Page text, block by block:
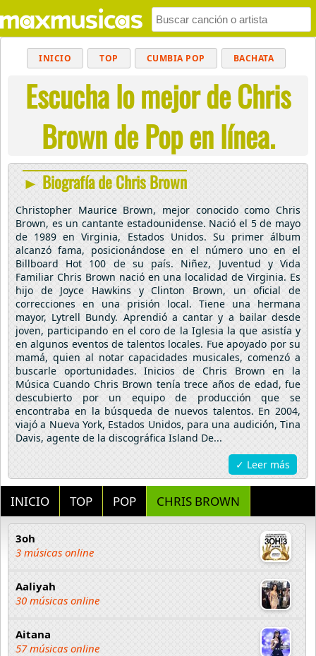
INICIO TOP CUMBIA POP BACHATA
MUSICA CRISTIANA REGGAETON
BALADAS ALTERNATIVO ELECTRÓNICA
CUMBIAS
Escucha lo mejor de Chris
Brown de Pop en línea.
► Biografía de Chris Brown
Christopher Maurice Brown, mejor conocido como Chris
Brown, es un cantante estadounidense. Nació el 5 de mayo
de 1989 en Virginia, Estados Unidos. Su primer álbum
alcanzó fama, posicionándose en el número uno en el
Billboard Hot 100 de su país. Niñez, Juventud y Vida
Familiar Chris Brown nació en una localidad de Virginia. Es
hijo de Joyce Hawkins y Clinton Brown, un oficial de
correcciones en una prisión local. Tiene una hermana
mayor, Lytrell Bundy. Aprendió a cantar y a bailar desde
joven, participando en el coro de la Iglesia la que asistía y
en algunos eventos de talentos locales. Fue apoyado por su
mamá, quien al notar capacidades musicales, comenzó a
buscarle oportunidades. Inicios de Chris Brown en la
Música Cuando Chris Brown tenía trece años de edad, fue
descubierto por un equipo de producción que se
encontraba en la búsqueda de nuevos talentos. En 2004,
viajó a Nueva York, Estados Unidos, para una audición, Tina
Davis, agente de la discográfica Island De...
✓ Leer más
INICIO TOP POP CHRIS BROWN
3oh
3 músicas online
Aaliyah
30 músicas online
Aitana
57 músicas online